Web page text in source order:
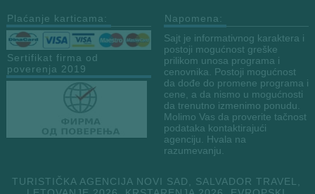
Plaćanje karticama:
Sertifikat firma od
poverenja 2019
Napomena:
Sajt je informativnog karaktera i
postoji mogućnost greške
prilikom unosa programa i
cenovnika. Postoji mogućnost
da dođe do promene programa i
cene, a da nismo u mogućnosti
da trenutno izmenimo ponudu.
Molimo Vas da proverite tačnost
podataka kontaktirajući
agenciju. Hvala na
razumevanju.
TURISTIČKA AGENCIJA NOVI SAD, SALVADOR TRAVEL,